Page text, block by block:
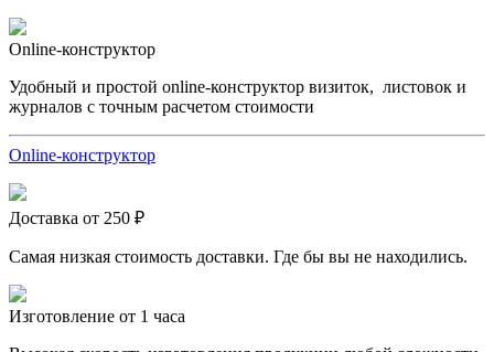
Online-конструктор
Удобный и простой online-конструктор визиток, листовок и
журналов с точным расчетом стоимости
Online-конструктор
Доставка от 250 ₽
Самая низкая стоимость доставки. Где бы вы не находились.
Изготовление от 1 часа